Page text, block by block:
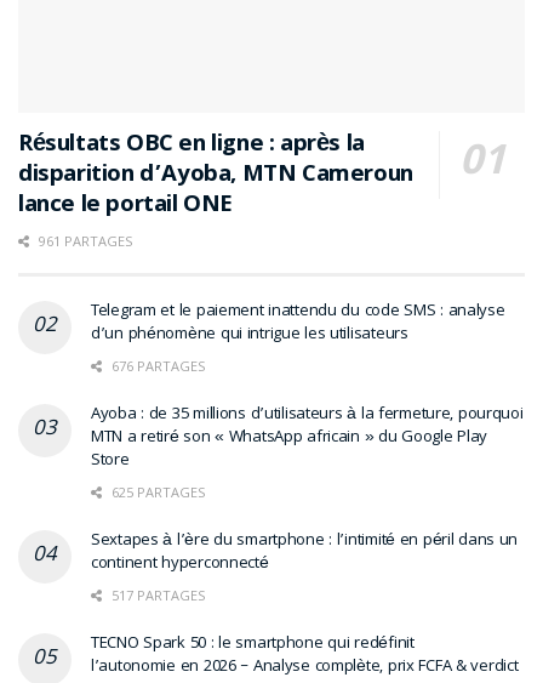
Résultats OBC en ligne : après la
disparition d’Ayoba, MTN Cameroun
lance le portail ONE
961 PARTAGES
Telegram et le paiement inattendu du code SMS : analyse
d’un phénomène qui intrigue les utilisateurs
676 PARTAGES
Ayoba : de 35 millions d’utilisateurs à la fermeture, pourquoi
MTN a retiré son « WhatsApp africain » du Google Play
Store
625 PARTAGES
Sextapes à l’ère du smartphone : l’intimité en péril dans un
continent hyperconnecté
517 PARTAGES
TECNO Spark 50 : le smartphone qui redéfinit
l’autonomie en 2026 – Analyse complète, prix FCFA & verdict